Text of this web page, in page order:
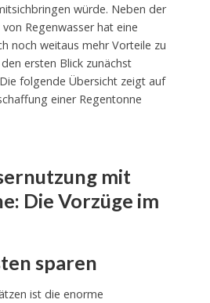
würde. Neben der
Regenwasser hat eine
noch weitaus mehr Vorteile zu
ersten Blick zunächst
folgende Übersicht zeigt auf
einer Regentonne
mit
Die Vorzüge im
sparen
ist die enorme